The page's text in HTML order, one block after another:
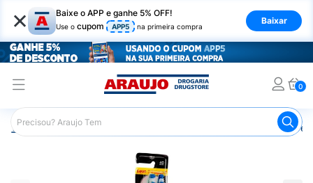
× Baixe o APP e ganhe 5% OFF!
Use o cupom APP5 na primeira compra
Baixar
0
Araujo Higiene Pessoal Escova de